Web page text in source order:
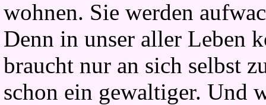
wohnen. Sie werden
Denn in unser aller Leben
braucht nur an sich selbst
schon ein gewaltiger. Und